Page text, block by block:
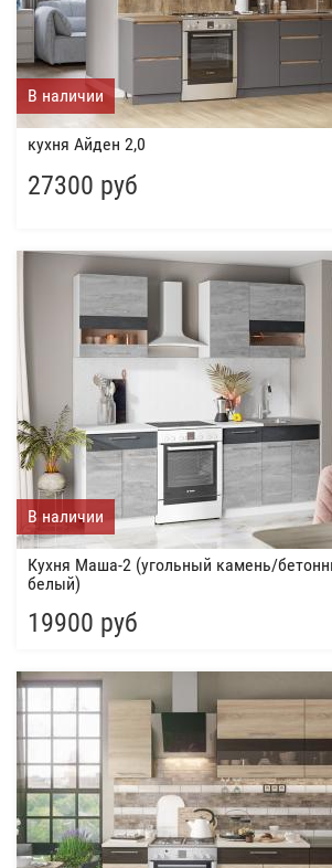
В наличии
кухня Айден 2,0
27300 руб
В наличии
Кухня Маша-2 (угольный камень/
белый)
19900 руб